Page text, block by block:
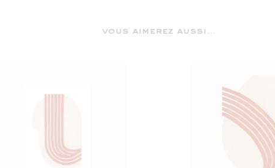
vous aimerez aussi...